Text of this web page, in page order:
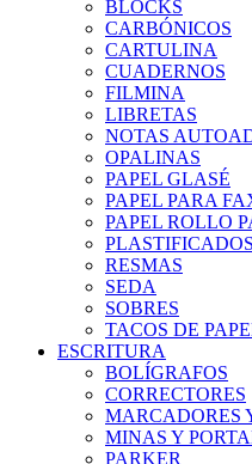
BLOCKS
CARBÓNICOS
CARTULINA
CUADERNOS
FILMINA
LIBRETAS
NOTAS
OPALINAS
PAPEL GLASÉ
PAPEL PARA
PAPEL ROLLO
PLASTIFICADOS
RESMAS
SEDA
SOBRES
TACOS DE
ESCRITURA
BOLÍGRAFOS
CORRECTORES
MARCADORES
MINAS Y
PARKER